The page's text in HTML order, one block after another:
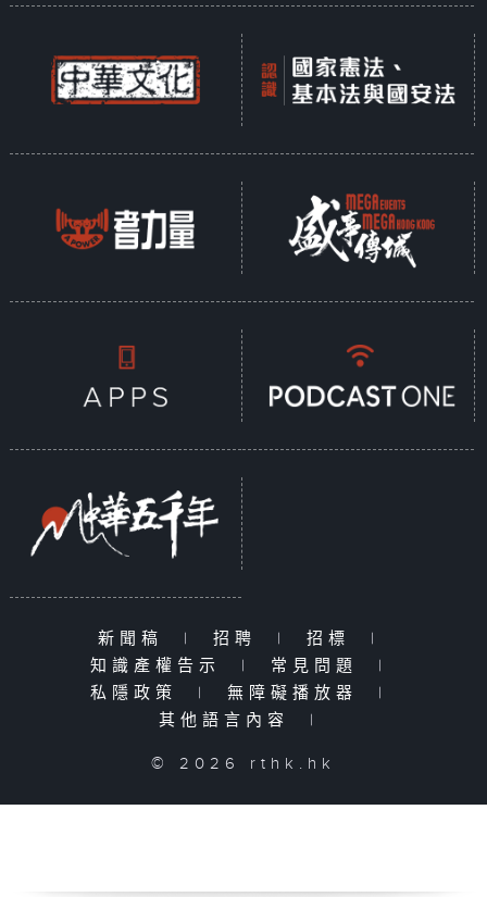
新聞稿 | 招聘 | 招標
|
知識產權告示
| 常見問題
|
私隱政策
| 無障礙播放器
|
其他語言內容
|
© 2026 rthk.hk